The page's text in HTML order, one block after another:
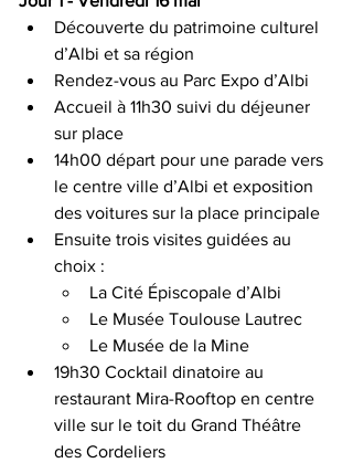
Découverte du patrimoine culturel
d’Albi et sa région
Rendez-vous au Parc Expo d’Albi
Accueil à 11h30 suivi du déjeuner
sur place
14h00 départ pour une parade vers
le centre ville d’Albi et exposition
des voitures sur la place principale
Ensuite trois visites guidées au
choix :
La Cité Épiscopale d’Albi
Le Musée Toulouse Lautrec
Le Musée de la Mine
19h30 Cocktail dinatoire au
restaurant Mira-Rooftop en centre
ville sur le toit du Grand Théâtre
des Cordeliers